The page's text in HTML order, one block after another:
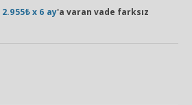
2.955₺ x 6 ay'a varan vade farksız